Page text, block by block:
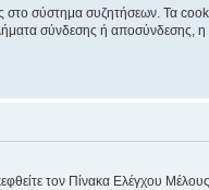
στο σύστημα συζητήσεων. Τα
σύνδεσης ή αποσύνδεσης,
τον Πίνακα Ελέγχου